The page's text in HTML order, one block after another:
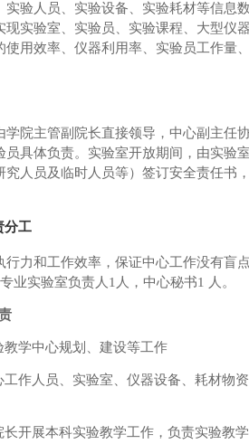
实验人员、实验设备、实验耗材等信息
现实验室、实验员、实验课程、大型仪
使用效率、仪器利用率、实验员工作量
学院主管副院长直接领导，中心副主任
员具体负责。实验室开放期间，由实验
究人员及临时人员等）签订安全责任书
分工
行力和工作效率，保证中心工作没有盲
业实验室负责人 1 人，中心秘书1 人。
教学中心规划、建设等工作
工作人员、实验室、仪器设备、耗材物
长开展本科实验教学工作，负责实验教